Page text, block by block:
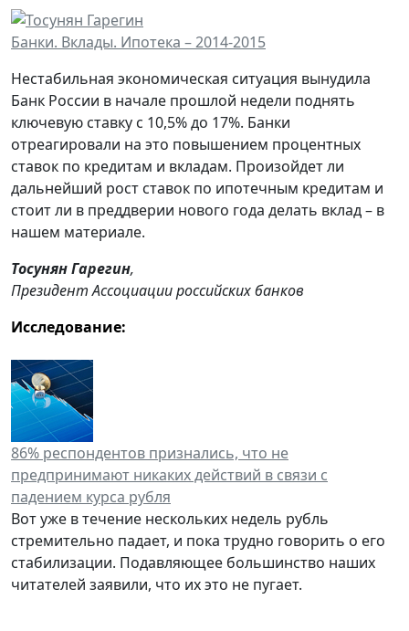
Банки. Вклады. Ипотека – 2014-2015
Нестабильная экономическая ситуация вынудила
Банк России в начале прошлой недели поднять
ключевую ставку с 10,5% до 17%. Банки
отреагировали на это повышением процентных
ставок по кредитам и вкладам. Произойдет ли
дальнейший рост ставок по ипотечным кредитам и
стоит ли в преддверии нового года делать вклад – в
нашем материале.
Тосунян Гарегин,
Президент Ассоциации российских банков
Исследование:
86% респондентов признались, что не
предпринимают никаких действий в связи с
падением курса рубля
Вот уже в течение нескольких недель рубль
стремительно падает, и пока трудно говорить о его
стабилизации. Подавляющее большинство наших
читателей заявили, что их это не пугает.